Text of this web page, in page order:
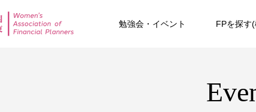
勉強会・イベント FPを探す(